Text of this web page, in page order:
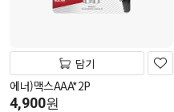
담기
에너)맥스AAA*2P
4,900원